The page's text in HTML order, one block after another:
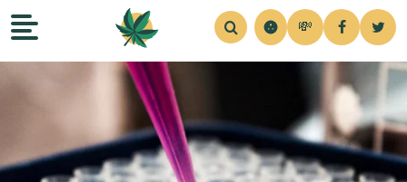
Home Recensioni Strains
💸